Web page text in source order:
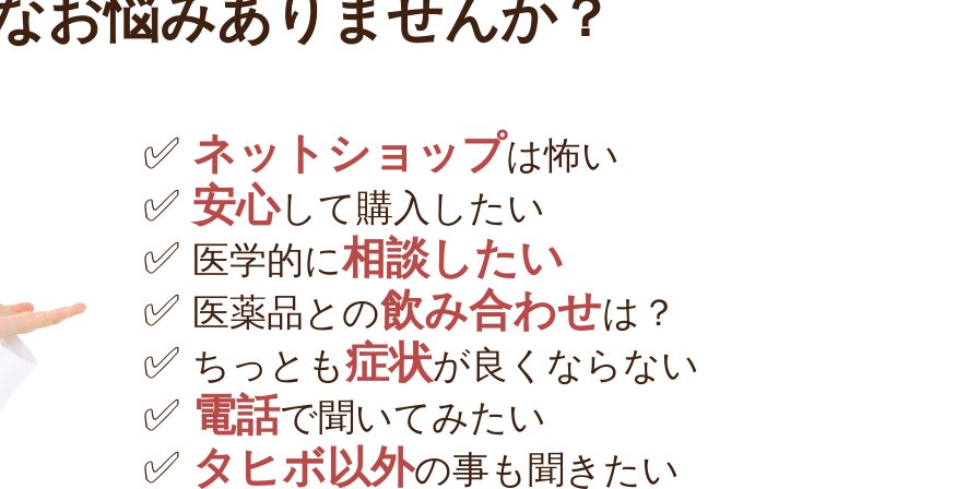
お悩みありませんか？
✅ ネットショップは怖い
✅ 安心して購入したい
✅ 医学的に相談したい
✅ 医薬品との飲み合わせは？
✅ ちっとも症状が良くならない
✅ 電話で聞いてみたい
✅ タヒボ以外の事も聞きたい